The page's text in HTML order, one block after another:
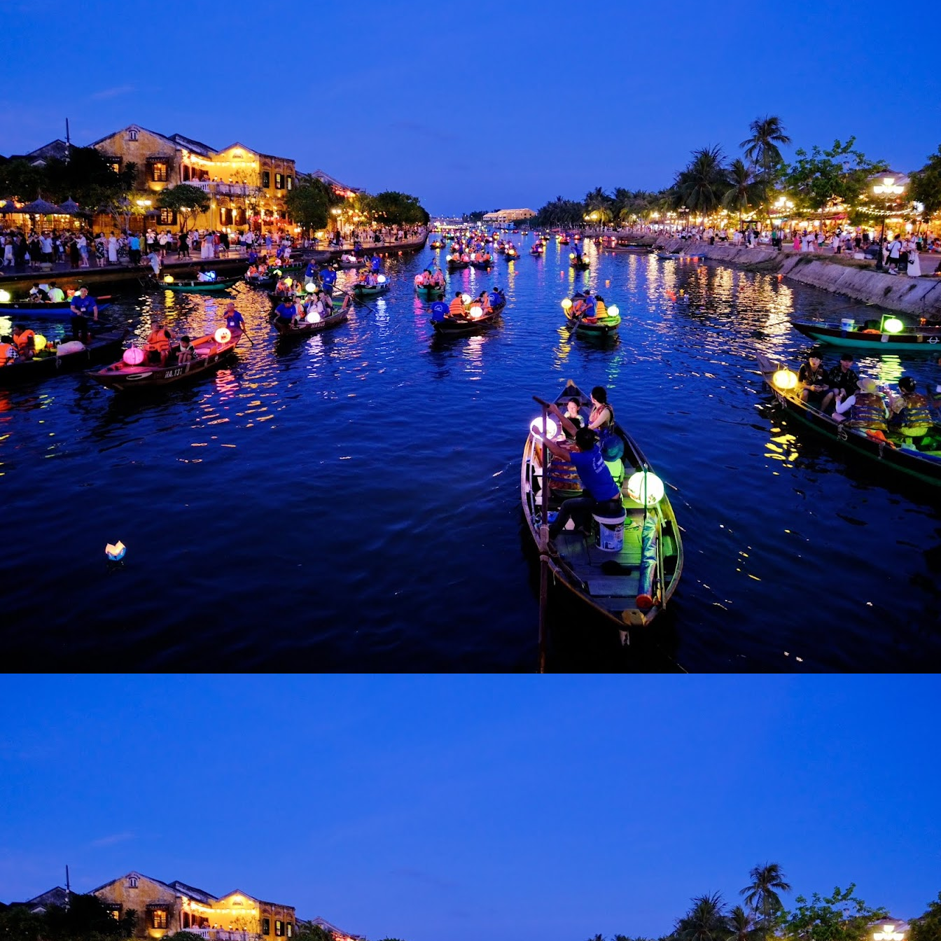
MAY
13
KONSERT 3 VETO GABUNGKAN TIGA GERGASI
ROCK WINGS , SEARCH & XPDC ATAS SATU
PENTAS
KUALA LUMPUR, 13 Mei 2026- Selepas sekian lama dinantikan,
peminat muzik rock tanah air bakal disajikan dengan sebuah konsert
istimewa apabila kumpulan Search,Wings & XPDC digandingkan
buat pertama kalinya dalam Konsert 3 Veto.
MAY
11
SENTUHAN EMOSI RASI JIWA GHEA INDRAWARI
SAMPAI KEPADA PEMINAT
Ghea Indrawari akhirnya merealisasikan impiannya untuk
bertemu peminat Malaysia menerusi konsert solo istimewa “GHEA
INDRAWARI: RASI JIWA – Live in Kuala Lumpur” yang berlangsung
penuh emosional di Zepp Kuala Lumpur pada 8 Mei lalu.
Buat pertama kali tampil dengan konsert penuh di Malaysia, Ghea
membuktikan popularitinya bukan sekadar bersandarkan angka
penstriman digital semata-mata, tetapi kekuatan sebenar penyanyi itu
terletak pada keupayaannya menyampaikan emosi secara jujur di
atas pentas.
" KAU BERSAMA DIA " KLANGIT MENAMPILKAN
DINA RIJEU
Kumpulan pop rock popular, Klangit kembali mengukuhkan
kedudukan mereka dalam industri muzik tempatan menerusi
pelancaran single terbaharu berjudul “Kau Bersama Dia”, sebuah
karya yang menyelami sisi paling rapuh dalam perasaan manusia -
kehilangan, penerimaan dan keikhlasan dalam mencintai.
ROCKQUEEN ELLA " HOMECOMING " BAKAL